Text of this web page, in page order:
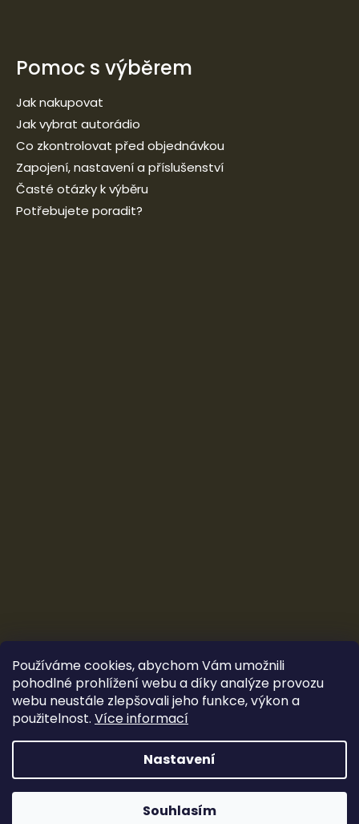
Používáme cookies, abychom Vám umožnili
pohodlné prohlížení webu a díky analýze provozu
webu neustále zlepšovali jeho funkce, výkon a
použitelnost. Více informací
Nastavení
Souhlasím
Pomoc s výběrem
Jak nakupovat
Jak vybrat autorádio
Co zkontrolovat před objednávkou
Zapojení, nastavení a příslušenství
Časté otázky k výběru
Potřebujete poradit?
Vytvořil Shoptet&Ludec
Copyright 2026CarTune Stereo s.r.o.. Všechna práva
vyhrazena.